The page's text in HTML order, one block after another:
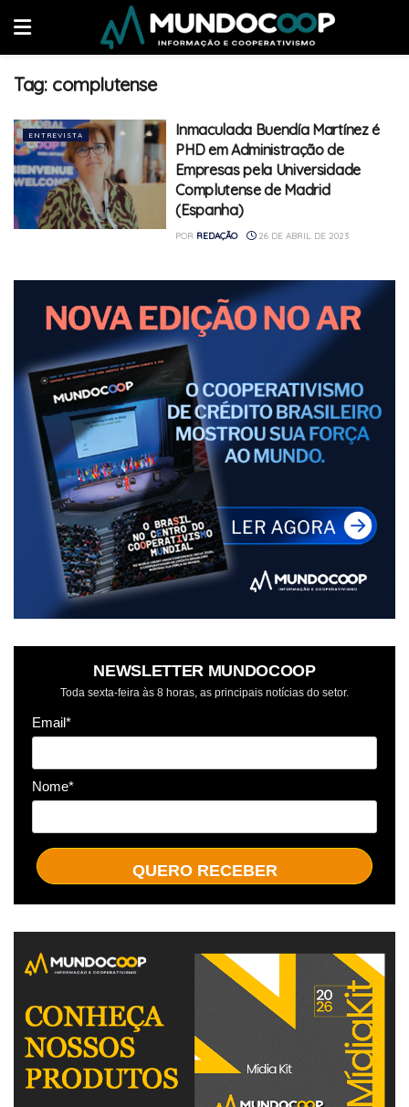
Tag: complutense
ENTREVISTA
Inmaculada Buendía Martínez é
PHD em Administração de
Empresas pela Universidade
Complutense de Madrid
(Espanha)
POR REDAÇÃO 26 DE ABRIL DE 2023
NEWSLETTER MUNDOCOOP
Toda sexta-feira às 8 horas, as principais notícias do setor.
Email*
Nome*
QUERO RECEBER